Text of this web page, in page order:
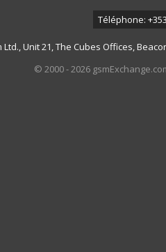
Téléphone:
Ltd., Unit 21, The Cubes Offices,
© 2000 - 2026